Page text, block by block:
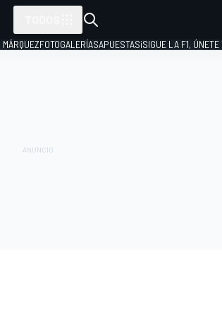
MÁRQUEZFOTOGALERÍASAPUESTAS¡SIGUE LA F1,